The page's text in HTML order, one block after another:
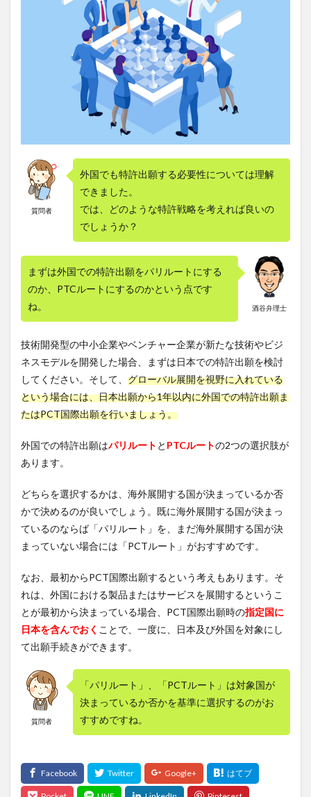
質問者
外国でも特許出願する必要性については理解
できました。
では、どのような特許戦略を考えれば良いの
でしょうか？
酒谷弁理士
まずは外国での特許出願をパリルートにする
のか、PTCルートにするのかという点です
ね。
技術開発型の中小企業やベンチャー企業が新たな技術やビジ
ネスモデルを開発した場合、まずは日本での特許出願を検討
してください。そして、 グローバル展開を視野に入れている
という場合には、日本出願から1年以内に外国での特許出願ま
たはPCT国際出願を行いましょう。
外国での特許出願はパリルート と PTCルートの2つの選択肢が
あります。
どちらを選択するかは、海外展開する国が決まっているか否
かで決めるのが良いでしょう。既に海外展開する国が決まっ
ているのならば「パリルート」を、まだ海外展開する国が決
まっていない場合には「PCTルート」がおすすめです。
なお、最初からPCT国際出願するという考えもあります。そ
れは、外国における製品またはサービスを展開するというこ
とが最初から決まっている場合、PCT国際出願時の指定国に
日本を含んでおく ことで、一度に、日本及び外国を対象にし
て出願手続きができます。
質問者
「パリルート」、「PCTルート」は対象国が
決まっているか否かを基準に選択するのがお
すすめですね。